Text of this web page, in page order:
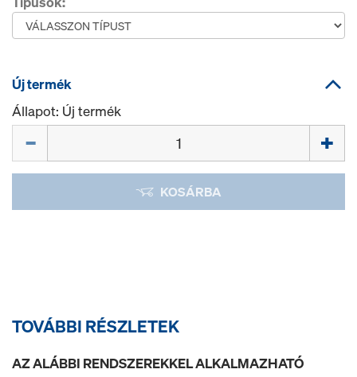
Új termék
Állapot: Új termék
KOSÁRBA
TOVÁBBI RÉSZLETEK
AZ ALÁBBI RENDSZEREKKEL ALKALMAZHATÓ